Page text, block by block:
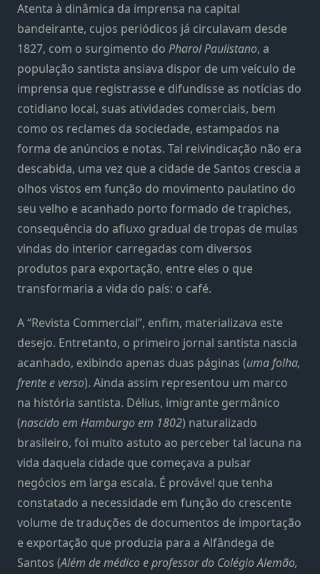
Atenta à dinâmica da imprensa na capital
bandeirante, cujos periódicos já circulavam desde
1827, com o surgimento do Pharol Paulistano, a
população santista ansiava dispor de um veículo de
imprensa que registrasse e difundisse as notícias do
cotidiano local, suas atividades comerciais, bem
como os reclames da sociedade, estampados na
forma de anúncios e notas. Tal reivindicação não era
descabida, uma vez que a cidade de Santos crescia a
olhos vistos em função do movimento paulatino do
seu velho e acanhado porto formado de trapiches,
consequência do afluxo gradual de tropas de mulas
vindas do interior carregadas com diversos
produtos para exportação, entre eles o que
transformaria a vida do país: o café.
A “Revista Commercial”, enfim, materializava este
desejo. Entretanto, o primeiro jornal santista nascia
acanhado, exibindo apenas duas páginas (uma folha,
frente e verso). Ainda assim representou um marco
na história santista. Délius, imigrante germânico
(nascido em Hamburgo em 1802) naturalizado
brasileiro, foi muito astuto ao perceber tal lacuna na
vida daquela cidade que começava a pulsar
negócios em larga escala. É provável que tenha
constatado a necessidade em função do crescente
volume de traduções de documentos de importação
e exportação que produzia para a Alfândega de
Santos (Além de médico e professor do Colégio Alemão,